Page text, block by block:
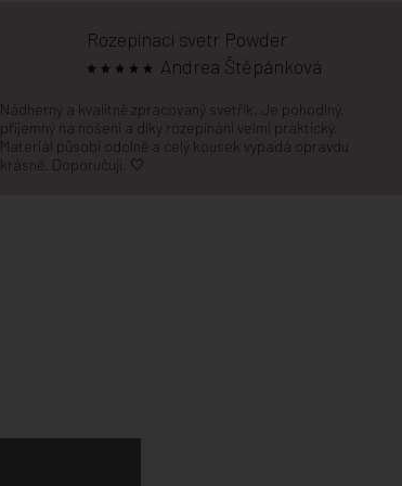
Rozepínací svetr Powder
Andrea Štěpánková
Nádherný a kvalitně zpracovaný svetřík. Je pohodlný,
příjemný na nošení a díky rozepínání velmi praktický.
Materiál působí odolně a celý kousek vypadá opravdu
krásně. Doporučuji. 🤍